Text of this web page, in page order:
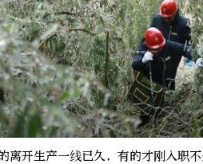
开生产一线已久，有的才刚入职不